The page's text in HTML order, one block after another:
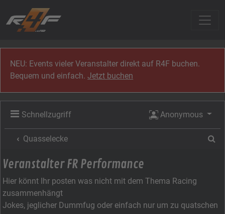
NEU: Events vieler Veranstalter direkt auf R4F buchen.
Bequem und einfach.Jetzt buchen
Schnellzugriff Anonymous
Quasselecke
Veranstalter FR Performance
Hier könnt Ihr posten was nicht mit dem Thema Racing
zusammenhängt
Jokes, jeglicher Dummfug oder einfach nur um zu quatschen